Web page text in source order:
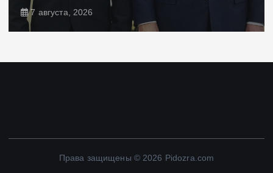
7 августа, 2026
Права защищены © 2026 Pidozra.com